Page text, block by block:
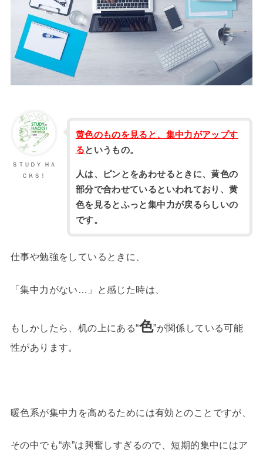
ＳＴＵＤＹ ＨＡ
ＣＫＳ！
黄色のものを見ると、集中力がアップす
るというもの。
人は、ピンとをあわせるときに、黄色の
部分で合わせているといわれており、黄
色を見るとふっと集中力が戻るらしいの
です。
仕事や勉強をしているときに、
「集中力がない…」と感じた時は、
もしかしたら、机の上にある“色”が関係している可能
性があります。
暖色系が集中力を高めるためには有効とのことですが、
その中でも“赤”は興奮しすぎるので、短期的集中にはア